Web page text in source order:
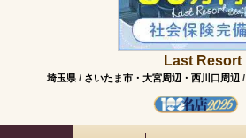
Last Resort
埼玉県 / さいたま市・大宮周辺・西川口周辺 /